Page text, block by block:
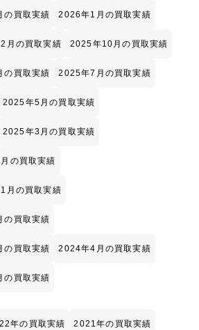
買取実績 2026年1月の買取実績
月の買取実績 2025年10月の買取実績
買取実績 2025年7月の買取実績
2025年5月の買取実績
2025年3月の買取実績
の買取実績
月の買取実績
買取実績
買取実績 2024年4月の買取実績
買取実績
年の買取実績 2021年の買取実績